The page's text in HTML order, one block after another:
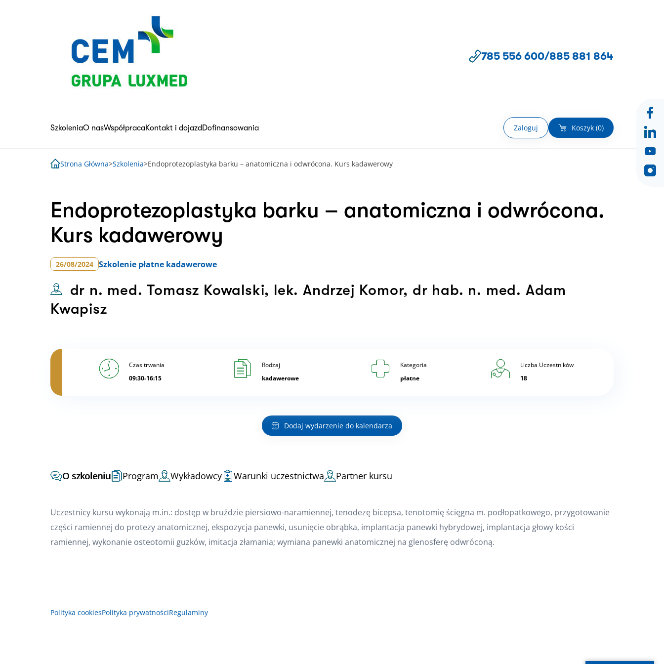
785 556 600/885 881 864
SzkoleniaO nasWspółpracaKontakt i dojazd Dofinansowania Zaloguj Koszyk (0)
Strona Główna>Szkolenia>Endoprotezoplastyka barku – anatomiczna i odwrócona. Kurs kadawerowy
Endoprotezoplastyka barku – anatomiczna i odwrócona.
Kurs kadawerowy
26/08/2024 Szkolenie płatne kadawerowe
dr n. med. Tomasz Kowalski, lek. Andrzej Komor, dr hab. n. med. Adam
Kwapisz
Czas trwania
09:30-16:15
Rodzaj
kadawerowe
Kategoria
płatne
Liczba Uczestników
18
Dodaj wydarzenie do kalendarza
O szkoleniu Program Wykładowcy Warunki uczestnictwa Partner kursu
Uczestnicy kursu wykonają m.in.: dostęp w bruździe piersiowo-naramiennej, tenodezę bicepsa, tenotomię ścięgna m. podłopatkowego, przygotowanie
części ramiennej do protezy anatomicznej, ekspozycja panewki, usunięcie obrąbka, implantacja panewki hybrydowej, implantacja głowy kości
ramiennej, wykonanie osteotomii guzków, imitacja złamania; wymiana panewki anatomicznej na glenosferę odwróconą.
Polityka cookiesPolityka prywatnościRegulaminy